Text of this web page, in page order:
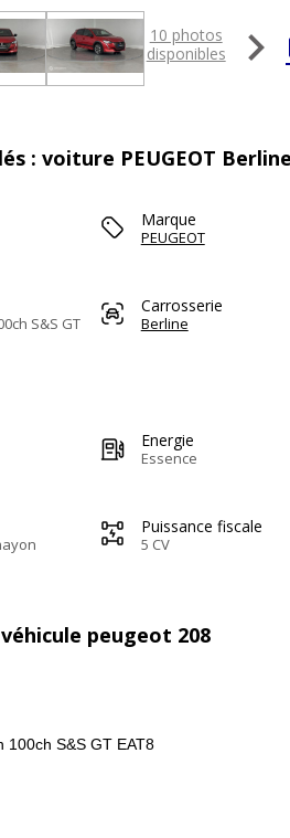
10 photos
disponibles

: voiture PEUGEOT Berline
Marque
PEUGEOT
S&S GT
Carrosserie
Berline
Energie
Essence
Puissance fiscale
5 CV
peugeot 208
100ch S&S GT EAT8